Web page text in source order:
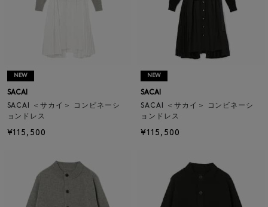
NEW
SACAI
SACAI ＜サカイ＞ コンビネーシ
ョンドレス
¥115,500
NEW
SACAI
SACAI ＜サカイ＞ コンビネーシ
ョンドレス
¥115,500